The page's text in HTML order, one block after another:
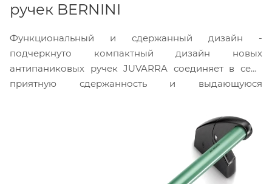
ручек BERNINI
Функциональный и сдержанный дизайн -
подчеркнуто компактный дизайн новых
антипаниковых ручек JUVARRA соединяет в себе
приятную сдержанность и выдающуюся